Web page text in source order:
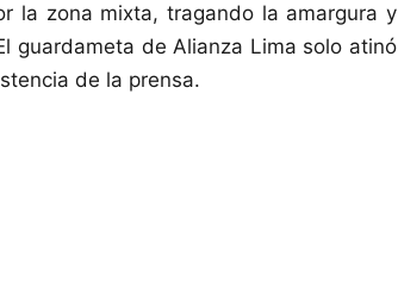
la zona mixta, tragando la amargura y
guardameta de Alianza Lima solo atinó
de la prensa.